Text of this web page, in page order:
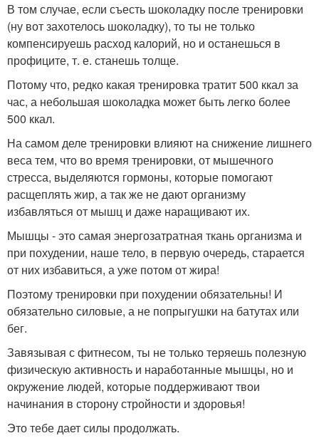
В том случае, если съесть шоколадку после тренировки
(ну вот захотелось шоколадку), то ты не только
компенсируешь расход калорий, но и останешься в
профиците, т. е. станешь толще.
Потому что, редко какая тренировка тратит 500 ккал за
час, а небольшая шоколадка может быть легко более
500 ккал.
На самом деле тренировки влияют на снижение лишнего
веса тем, что во время тренировки, от мышечного
стресса, выделяются гормоны, которые помогают
расщеплять жир, а так же не дают организму
избавляться от мышц и даже наращивают их.
Мышцы - это самая энергозатратная ткань организма и
при похудении, наше тело, в первую очередь, старается
от них избавиться, а уже потом от жира!
Поэтому тренировки при похудении обязательны! И
обязательно силовые, а не попрыгушки на батутах или
бег.
Завязывая с фитнесом, ты не только теряешь полезную
физическую активность и наработанные мышцы, но и
окружение людей, которые поддерживают твои
начинания в сторону стройности и здоровья!
Это тебе дает силы продолжать.